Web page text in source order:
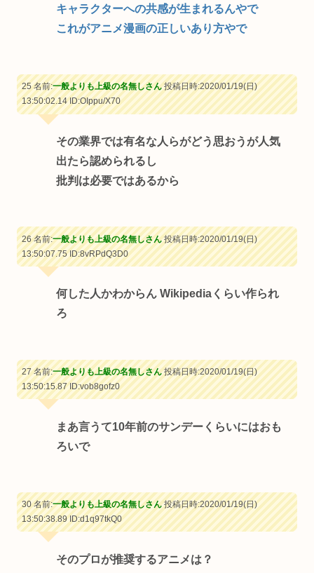
キャラクターへの共感が生まれるんやで
これがアニメ漫画の正しいあり方やで
25 名前:一般よりも上級の名無しさん投稿日時:2020/01/19(日)
13:50:02.14ID:OIppu/X70
その業界では有名な人らがどう思おうが人気
出たら認められるし
批判は必要ではあるから
26 名前:一般よりも上級の名無しさん投稿日時:2020/01/19(日)
13:50:07.75ID:8vRPdQ3D0
何した人かわからん Wikipediaくらい作られ
ろ
27 名前:一般よりも上級の名無しさん投稿日時:2020/01/19(日)
13:50:15.87ID:vob8gofz0
まあ言うて10年前のサンデーくらいにはおも
ろいで
30 名前:一般よりも上級の名無しさん投稿日時:2020/01/19(日)
13:50:38.89ID:d1q97tkQ0
そのプロが推奨するアニメは？